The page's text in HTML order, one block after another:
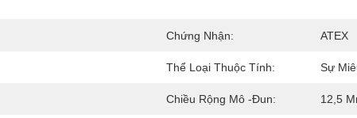
Chứng Nhận: ATEX
Thể Loại Thuộc Tính: Sự
Chiều Rộng Mô -đun: 12,5